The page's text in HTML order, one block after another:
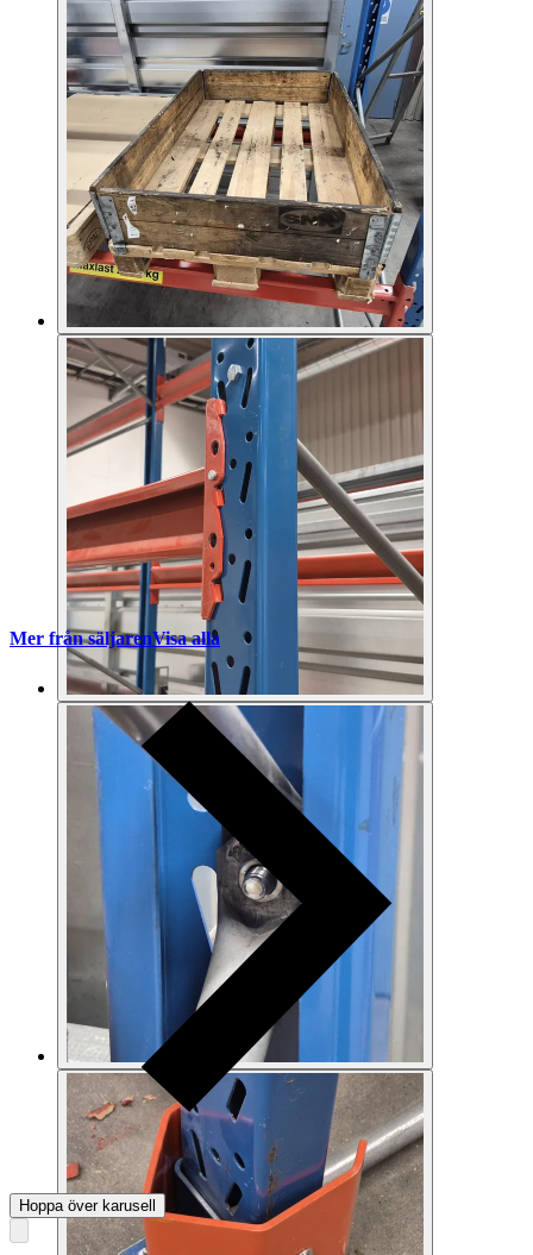
Mer från säljarenVisa alla
Hoppa över karusell